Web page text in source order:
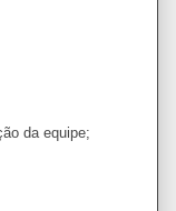
da equipe;